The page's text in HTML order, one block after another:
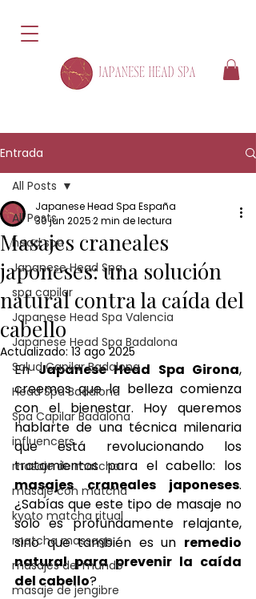
Entrada
All Posts
head spa
Japanese Head Spa
spa capilar
Japanese Head Spa Valencia
Japanese Head Spa Badalona
Salud Capilar Badalona
Head Spa Badalona
Spa Capilar Badalona
influencers
masaje de matcha
masaje con matcha
kyoto matcha ritual
matcha massage
masajes del mundo
masaje de jengibre
All Posts
Masajes craneales
japoneses: una solución
natural contra la caída del
cabello
Japanese Head Spa España
30 jun 20252 min de lectura
Actualizado: 13 ago 2025
En Japanese Head Spa Girona,
creemos que la belleza comienza
con el bienestar. Hoy queremos
hablarte de una técnica milenaria
que está revolucionando los
masajes craneales japoneses.
¿Sabías que este tipo de masaje no
solo es profundamente relajante,
sino que también es un remedio
natural para prevenir la caída
del cabello?